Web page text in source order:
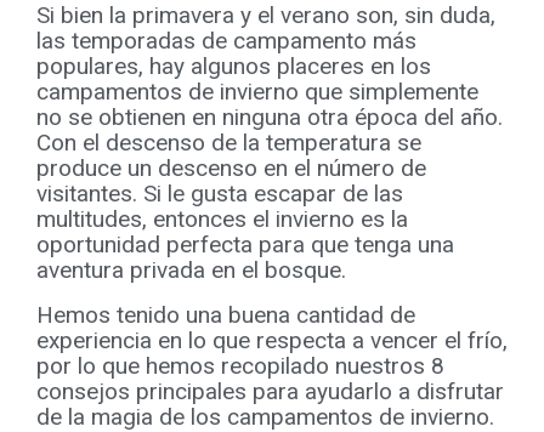
Si bien la primavera y el verano son, sin duda,
las temporadas de campamento más
populares, hay algunos placeres en los
campamentos de invierno que simplemente
no se obtienen en ninguna otra época del año.
Con el descenso de la temperatura se
produce un descenso en el número de
visitantes. Si le gusta escapar de las
multitudes, entonces el invierno es la
oportunidad perfecta para que tenga una
aventura privada en el bosque.
Hemos tenido una buena cantidad de
experiencia en lo que respecta a vencer el frío,
por lo que hemos recopilado nuestros 8
consejos principales para ayudarlo a disfrutar
de la magia de los campamentos de invierno.